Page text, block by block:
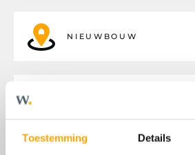
Toestemming Details
NIEUWBOUW